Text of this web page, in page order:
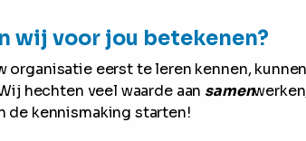
wij voor jou betekenen?
organisatie eerst te leren kennen,
hechten veel waarde aan samen
de kennismaking starten!